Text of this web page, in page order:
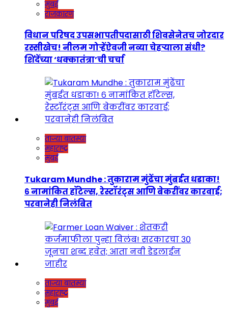
मुंबई
राजकारण
विधान परिषद उपसभापतीपदासाठी शिवसेनेतच जोरदार
रस्सीखेच! नीलम गोऱ्हेंऐवजी नव्या चेहऱ्याला संधी?
शिंदेंच्या ‘धक्कातंत्रा’ची चर्चा
ताज्या बातम्या
महाराष्ट्र
मुंबई
Tukaram Mundhe : तुकाराम मुंढेंचा मुंबईत धडाका!
६ नामांकित हॉटेल्स, रेस्टॉरंट्स आणि बेकरींवर कारवाई;
परवानेही निलंबित
ताज्या बातम्या
महाराष्ट्र
मुंबई